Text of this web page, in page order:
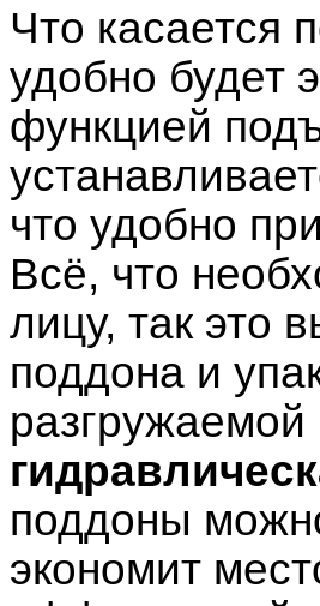
Что касается
удобно будет
функцией
что удобно
Всё, что
лицу, так это
поддона и
поддоны
экономит